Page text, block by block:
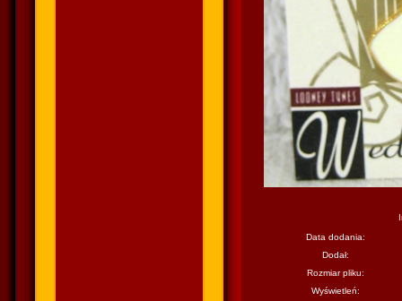
Data dodania:
Dodał:
Rozmiar pliku:
Wyświetleń: